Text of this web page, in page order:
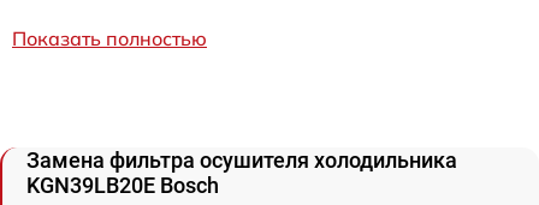
Показать полностью
Замена фильтра осушителя холодильника
KGN39LB20E Bosch